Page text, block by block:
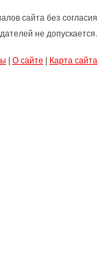
сайта без согласия
не допускается.
| О сайте | Карта сайта